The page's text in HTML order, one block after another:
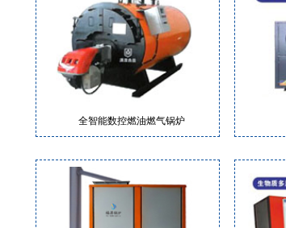
全智能数控燃油燃气锅炉